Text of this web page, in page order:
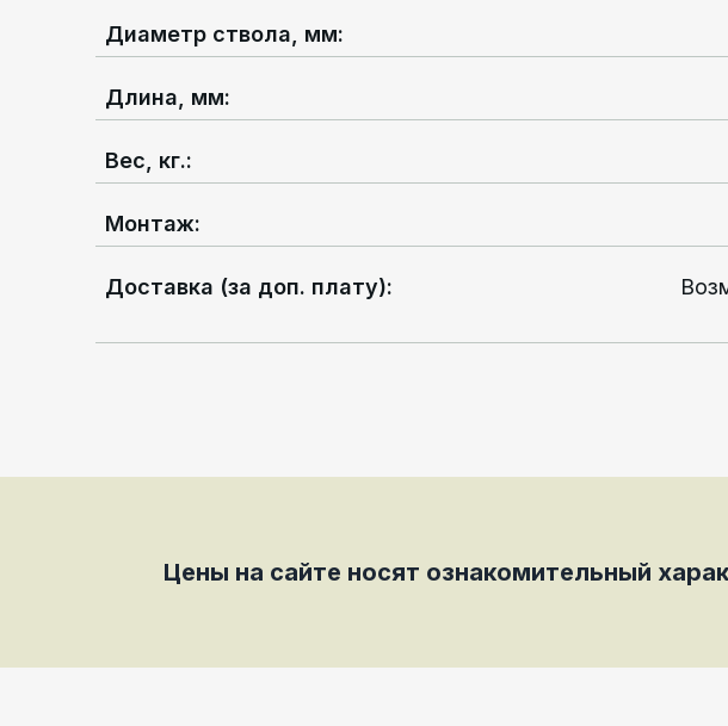
Диаметр ствола, мм:
Длина, мм:
Вес, кг.:
Монтаж:
Доставка (за доп. плату):
Цены на сайте носят ознакомительный